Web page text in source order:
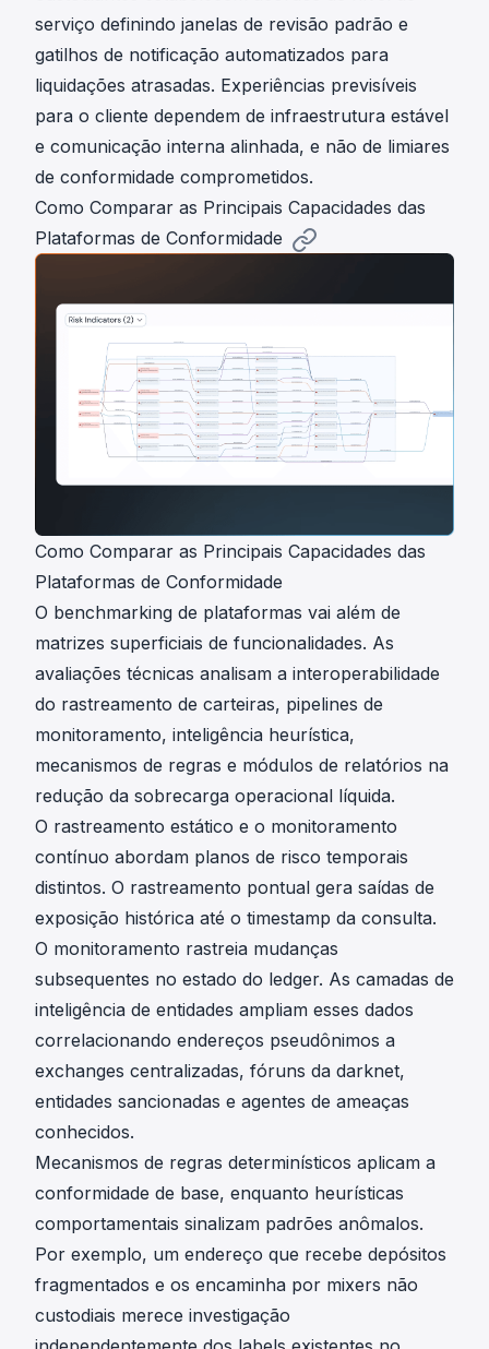
serviço definindo janelas de revisão padrão e
gatilhos de notificação automatizados para
liquidações atrasadas. Experiências previsíveis
para o cliente dependem de infraestrutura estável
e comunicação interna alinhada, e não de limiares
de conformidade comprometidos.
Como Comparar as Principais Capacidades das
Plataformas de Conformidade
Como Comparar as Principais Capacidades das
Plataformas de Conformidade
O benchmarking de plataformas vai além de
matrizes superficiais de funcionalidades. As
avaliações técnicas analisam a interoperabilidade
do rastreamento de carteiras, pipelines de
monitoramento, inteligência heurística,
mecanismos de regras e módulos de relatórios na
redução da sobrecarga operacional líquida.
O rastreamento estático e o monitoramento
contínuo abordam planos de risco temporais
distintos. O rastreamento pontual gera saídas de
exposição histórica até o timestamp da consulta.
O monitoramento rastreia mudanças
subsequentes no estado do ledger. As camadas de
inteligência de entidades ampliam esses dados
correlacionando endereços pseudônimos a
exchanges centralizadas, fóruns da darknet,
entidades sancionadas e agentes de ameaças
conhecidos.
Mecanismos de regras determinísticos aplicam a
conformidade de base, enquanto heurísticas
comportamentais sinalizam padrões anômalos.
Por exemplo, um endereço que recebe depósitos
fragmentados e os encaminha por mixers não
custodiais merece investigação